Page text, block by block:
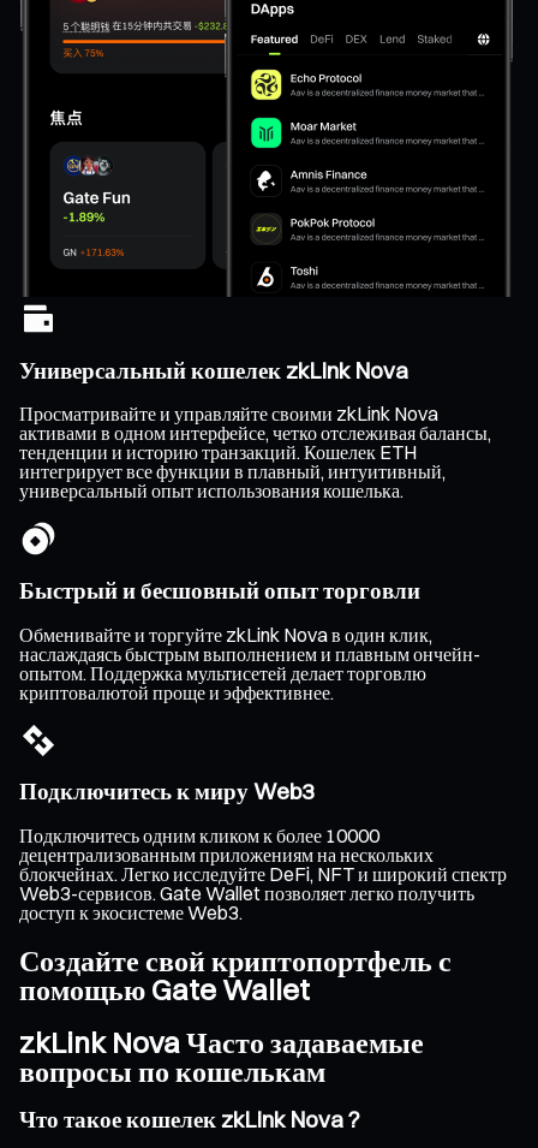
Универсальный кошелек zkLink Nova
Просматривайте и управляйте своими zkLink Nova
активами в одном интерфейсе, четко отслеживая балансы,
тенденции и историю транзакций. Кошелек ETH
интегрирует все функции в плавный, интуитивный,
универсальный опыт использования кошелька.
Быстрый и бесшовный опыт торговли
Обменивайте и торгуйте zkLink Nova в один клик,
наслаждаясь быстрым выполнением и плавным ончейн-
опытом. Поддержка мультисетей делает торговлю
криптовалютой проще и эффективнее.
Подключитесь к миру Web3
Подключитесь одним кликом к более 10000
децентрализованным приложениям на нескольких
блокчейнах. Легко исследуйте DeFi, NFT и широкий спектр
Web3-сервисов. Gate Wallet позволяет легко получить
доступ к экосистеме Web3.
Создайте свой криптопортфель с
помощью Gate Wallet
zkLink Nova Часто задаваемые
вопросы по кошелькам
Что такое кошелек zkLink Nova ?